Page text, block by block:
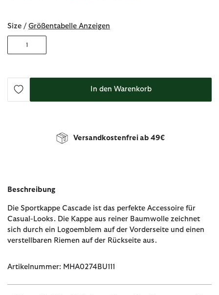
Size / Größentabelle Anzeigen
1
In den Warenkorb
Versandkostenfrei ab 49€
Beschreibung
Die Sportkappe Cascade ist das perfekte Accessoire für
Casual-Looks. Die Kappe aus reiner Baumwolle zeichnet
sich durch ein Logoemblem auf der Vorderseite und einen
verstellbaren Riemen auf der Rückseite aus.
Artikelnummer: MHA0274BU111